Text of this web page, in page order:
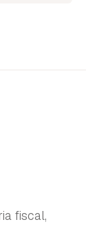
fiscal,